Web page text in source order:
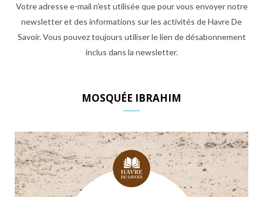
Votre adresse e-mail n'est utilisée que pour vous envoyer notre
newsletter et des informations sur les activités de Havre De
Savoir. Vous pouvez toujours utiliser le lien de désabonnement
inclus dans la newsletter.
MOSQUÉE IBRAHIM